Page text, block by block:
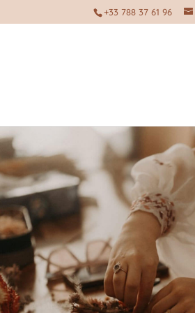
+33 788 37 61 96